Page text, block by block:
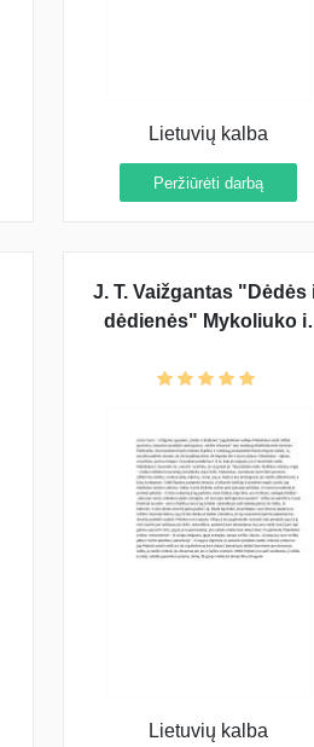
Lietuvių kalba
Peržiūrėti darbą
J. T. Vaižgantas "Dėdės ir
dėdienės" Mykoliuko ir
Lietuvių kalba